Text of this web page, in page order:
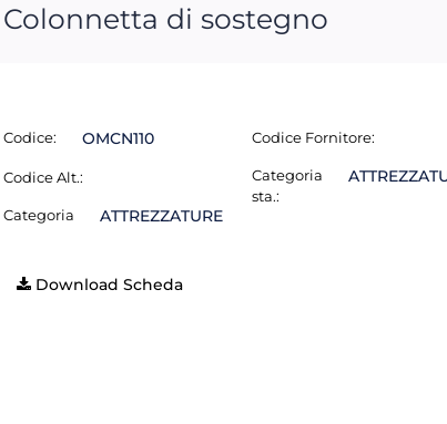
Colonnetta di sostegno
Codice: OMCN110
Codice Alt.:
Categoria ATTREZZATURE
Codice Fornitore:
Categoria
sta.:
Download Scheda